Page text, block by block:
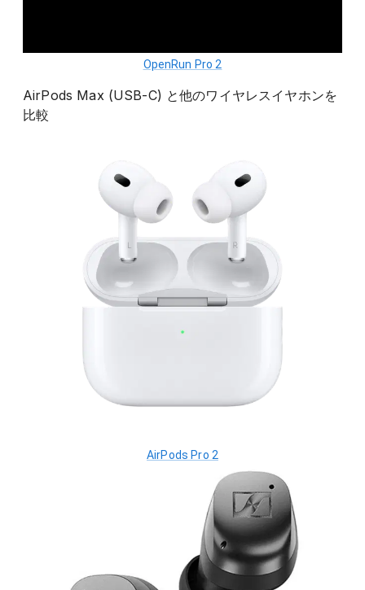
OpenRun Pro 2
AirPods Max (USB-C) と他のワイヤレスイヤホンを
比較
AirPods Pro 2